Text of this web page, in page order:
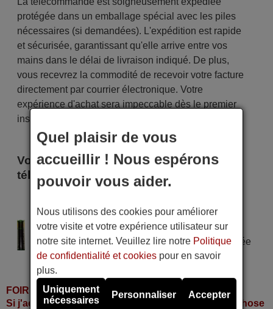
protégée dans un emballage spécial avec les piles
nécessaires (si demandées). L'expédition est rapide
et sécurisée, garantissant qu'elle arrive entre vos
mains dans le délai de livraison indiqué. De plus,
vous recevrez la commodité de recevoir votre facture
directement par courrier électronique. Votre
expérience d'achat sera impeccable dès le premier
instant !
Voici certains modèles qui utilisent cette
télécommande
MATSUYAMA DTT 600
Alimentation : 2 piles type AAA
Pile alcaline type AAA LR06 tension 1,5 V utilisée
dans la grande majorité de télécommandes.
FOIRE AUX QUESTIONS
Si j'achète la télécommande, dois-je faire quelque chose
Quel plaisir de vous
accueillir ! Nous espérons
pouvoir vous aider.
Nous utilisons des cookies pour améliorer
votre visite et votre expérience utilisateur sur
notre site internet. Veuillez lire notre Politique
de confidentialité et cookies pour en savoir
plus.
Uniquement
nécessaires
Personnaliser Accepter